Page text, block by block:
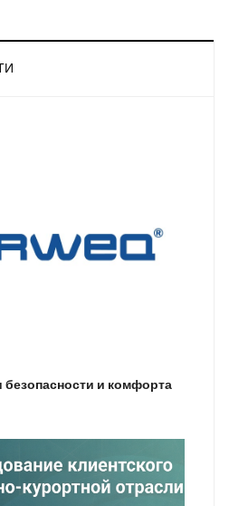
безопасности и комфорта